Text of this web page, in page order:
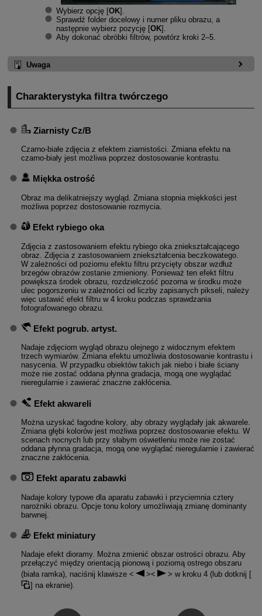
Wybierz opcję [OK].
Sprawdź folder docelowy i numer pliku obrazu, a
następnie wybierz pozycję [OK].
Aby dokonać obróbki filtrów, powtórz kroki 2–5.
Uwaga
Charakterystyka filtra twórczego
Ziarnisty Cz/B
Czarno-białe zdjęcia z efektem ziarnistości. Zmiana efektu na
czarno-biały jest możliwa poprzez dostosowanie kontrastu.
Miękka ostrość
Obraz ma delikatniejszy wygląd. Zmiana stopnia miękkości jest
możliwa poprzez dostosowanie rozmycia.
Efekt rybiego oka
Zdjęcia z zastosowaniem efektu rybiego oka zniekształcającego
obraz. Zdjęcia z zastosowaniem zniekształcenia beczkowatego.
W zależności od poziomu efektu filtru przycięty obszar wzdłuż
brzegów obrazów zostanie zmieniony. Ponieważ ten efekt filtru
powiększa środek obrazu, rozdzielczość pozorna w środku może
ulec pogorszeniu w zależności od liczby zapisanych pikseli, należy
więc ustawić efekt filtru w 4 kroku podczas sprawdzania
fotografowanego obrazu.
Efekt pogrub. artyst.
Nadaje zdjęciom wygląd obrazu olejnego z widocznym efektem
trzech wymiarów. Zmiana efektu umożliwia dostosowanie kontrastu i
nasycenia. W przypadku obiektów takich jak niebo i białe ściany
może nie zostać oddana płynna gradacja, mogą one wyglądać
nieregularnie i zawierać znaczne zakłócenia.
Efekt akwareli
Można uzyskać łagodne kolory, aby obrazy wyglądały jak akwarele.
Zmiana głębi kolorów jest możliwa poprzez dostosowanie efektu. W
scenach nocnych lub przy słabym oświetleniu może nie zostać
oddana płynna gradacja, mogą one wyglądać nieregularnie i zawierać
znaczne zakłócenia.
Efekt aparatu zabawki
Nadaje kolory typowe dla aparatu zabawki i przyciemnia cztery
narożniki obrazu. Opcje tonu kolory umożliwiają zmianę dominanty
barwnej.
Efekt miniatury
Nadaje efekt dioramy. Można zmienić obszar ostrości obrazu. Aby
przełączyć między orientacją pionową i poziomą ostrego obszaru
(biała ramka), naciśnij klawisze
w kroku 4 (lub dotknij [
] na ekranie).